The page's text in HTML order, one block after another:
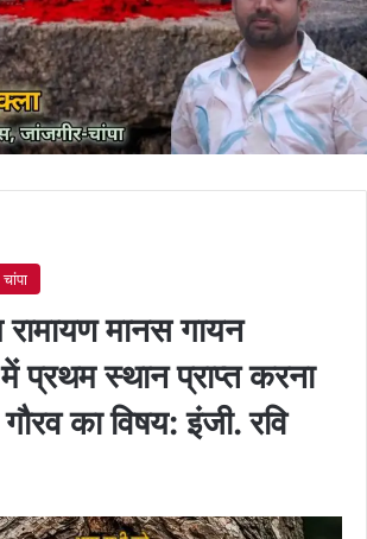
रामायण मानस गायन
में प्रथम स्थान प्राप्त करना
का विषय: इंजी. रवि